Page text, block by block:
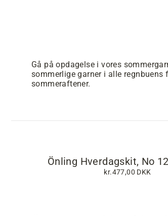
Gå på opdagelse i vores
sommerlige garner i alle
sommeraftener.
Önling Hverdagskit, No
kr.477,00 DKK